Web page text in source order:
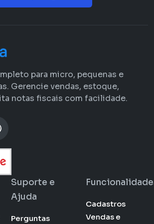
para micro, pequenas e
Gerencie vendas, estoque,
notas fiscais com facilidade.
Suporte e
Ajuda
Perguntas
Cadastros
Vendas e